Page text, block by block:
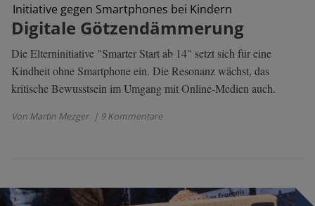
Initiative gegen Smartphones bei Kindern
Digitale Götzendämmerung
Die Elterninitiative "Smarter Start ab 14" setzt sich für eine
Kindheit ohne Smartphone ein. Die Resonanz wächst, das
kritische Bewusstsein im Umgang mit Online-Medien auch.
Von Martin Mezger | 9 Kommentare